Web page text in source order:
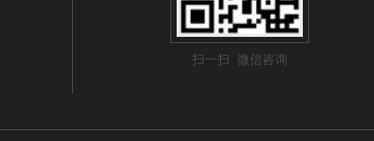
扫一扫 微信咨询